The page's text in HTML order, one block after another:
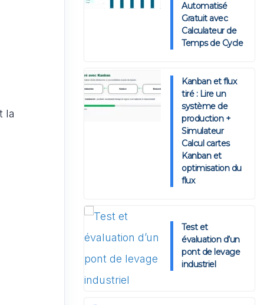
la
Automatisé
Gratuit avec
Calculateur de
Temps de Cycle
Kanban et flux
tiré : Lire un
système de
production +
Simulateur
Calcul cartes
Kanban et
optimisation du
flux
Test et
évaluation d’un
pont de levage
industriel